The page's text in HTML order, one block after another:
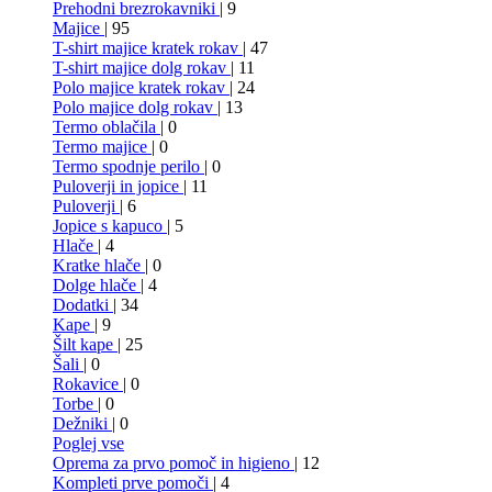
Prehodni brezrokavniki | 9
Majice | 95
T-shirt majice kratek rokav | 47
T-shirt majice dolg rokav | 11
Polo majice kratek rokav | 24
Polo majice dolg rokav | 13
Termo oblačila | 0
Termo majice | 0
Termo spodnje perilo | 0
Puloverji in jopice | 11
Puloverji | 6
Jopice s kapuco | 5
Hlače | 4
Kratke hlače | 0
Dolge hlače | 4
Dodatki | 34
Kape | 9
Šilt kape | 25
Šali | 0
Rokavice | 0
Torbe | 0
Dežniki | 0
Poglej vse
Oprema za prvo pomoč in higieno | 12
Kompleti prve pomoči | 4